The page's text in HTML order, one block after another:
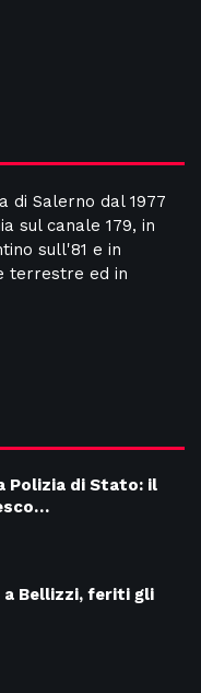
di Salerno dal 1977
sul canale 179, in
sull'81 e in
terrestre ed in
Polizia di Stato: il
Bellizzi, feriti gli